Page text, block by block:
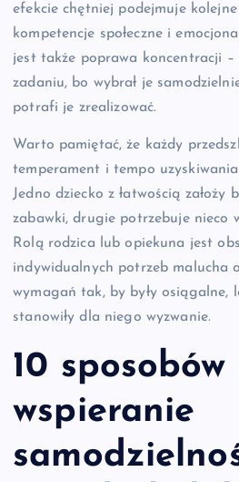
efekcie chętniej podejmuje
kompetencje społeczne i
jest także poprawa koncentracji –
zadaniu, bo wybrał je
potrafi je zrealizować.
Warto pamiętać, że każdy
temperament i tempo
Jedno dziecko z łatwością założy
zabawki, drugie potrzebuje nieco
Rolą rodzica lub opiekuna jest
indywidualnych potrzeb malucha
wymagań tak, by były osiągalne,
stanowiły dla niego wyzwanie.
10 sposobów
wspieranie